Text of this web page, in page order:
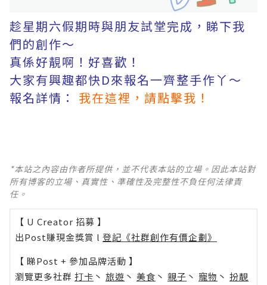
趁星期六假期時與朋友試堂完成，睇下我
們的創作～
真係好靚啊！好喜歡！
大家有興趣都快D來報名一齊整手作丫～
報名詳情：
我在這裡，請點擊我！
*本站之內容由作者所提供，並不代表本站的立場。因此本站對
所有博客的立場、真實性、準確性及完整性不負任何法律責
任。
【 U Creator 招募 】
出Post賺現金獎賞 l 登記《社群創作有價企劃》
【 睇Post + 參加品牌活動 】
瀏覽更多社群 打卡 丶 旅遊 丶 美食 丶 親子 丶 寵物 丶 扮靚